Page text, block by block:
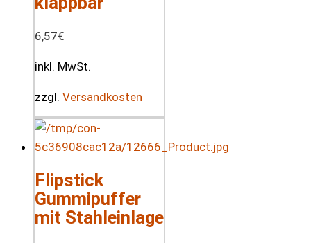
6,57€
inkl. MwSt.
zzgl. Versandkosten
Flipstick
Gummipuffer
mit Stahleinlage